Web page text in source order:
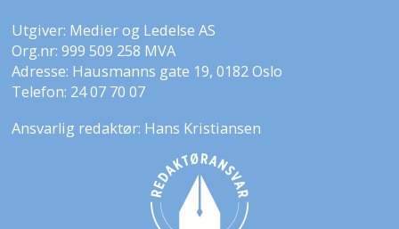
Utgiver: Medier og Ledelse AS
Org.nr: 999 509 258 MVA
Adresse: Hausmanns gate 19, 0182 Oslo
Telefon: 24 07 70 07
Ansvarlig redaktør: Hans Kristiansen